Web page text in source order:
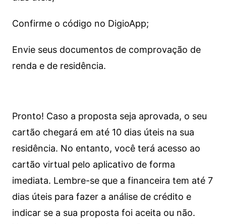
Confirme o código no DigioApp;
Envie seus documentos de comprovação de
renda e de residência.
Pronto! Caso a proposta seja aprovada, o seu
cartão chegará em até 10 dias úteis na sua
residência. No entanto, você terá acesso ao
cartão virtual pelo aplicativo de forma
imediata. Lembre-se que a financeira tem até 7
dias úteis para fazer a análise de crédito e
indicar se a sua proposta foi aceita ou não.